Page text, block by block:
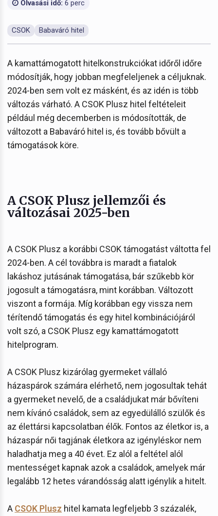
Olvasási idő: 6 perc
CSOK Babaváró hitel
A kamattámogatott hitelkonstrukciókat időről időre
módosítják, hogy jobban megfeleljenek a céljuknak.
2024-ben sem volt ez másként, és az idén is több
változás várható. A CSOK Plusz hitel feltételeit
például még decemberben is módosították, de
változott a Babaváró hitel is, és tovább bővült a
támogatások köre.
A CSOK Plusz jellemzői és
változásai 2025-ben
A CSOK Plusz a korábbi CSOK támogatást váltotta fel
2024-ben. A cél továbbra is maradt a fiatalok
lakáshoz jutásának támogatása, bár szűkebb kör
jogosult a támogatásra, mint korábban. Változott
viszont a formája. Míg korábban egy vissza nem
térítendő támogatás és egy hitel kombinációjáról
volt szó, a CSOK Plusz egy kamattámogatott
hitelprogram.
A CSOK Plusz kizárólag gyermeket vállaló
házaspárok számára elérhető, nem jogosultak tehát
a gyermeket nevelő, de a családjukat már bővíteni
nem kívánó családok, sem az egyedülálló szülők és
az élettársi kapcsolatban élők. Fontos az életkor is, a
házaspár női tagjának életkora az igényléskor nem
haladhatja meg a 40 évet. Ez alól a feltétel alól
mentességet kapnak azok a családok, amelyek már
legalább 12 hetes várandósság alatt igénylik a hitelt.
A CSOK Plusz hitel kamata legfeljebb 3 százalék,